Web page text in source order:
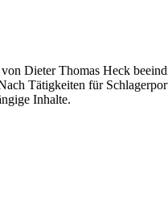
Dieter Thomas Heck
Tätigkeiten für
Inhalte.